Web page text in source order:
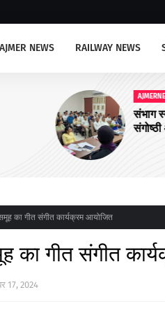
AJMER NEWS RAILWAY NEWS
रोवर रेंजर लीडर
का गीत संगीत कार्यक्रम आयोजित
का गीत संगीत
17, 2024